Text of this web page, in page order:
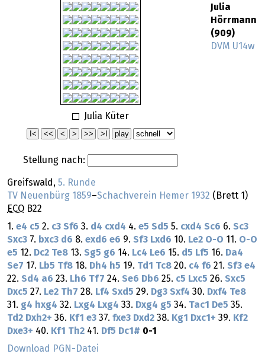
Julia Küter
Stellung nach:
Julia
Hörrmann
(909)
DVM U14w
Greifswald, 5. Runde
TV Neuenbürg 1859–Schachverein Hemer 1932 (Brett 1)
ECO B22
1. e4 c5 2. c3 Sf6 3. d4 cxd4 4. e5 Sd5 5. cxd4 Sc6 6. Sc3
Sxc3 7. bxc3 d6 8. exd6 e6 9. Sf3 Lxd6 10. Le2 O-O 11. O-O
e5 12. Dc2 Te8 13. Sg5 g6 14. Lc4 Le6 15. d5 Lf5 16. Da4
Se7 17. Lb5 Tf8 18. Dh4 h5 19. Td1 Tc8 20. c4 f6 21. Sf3 e4
22. Sd4 a6 23. Lh6 Tf7 24. Se6 Db6 25. c5 Lxc5 26. Sxc5
Dxc5 27. Le2 Th7 28. Lf4 Sxd5 29. Dg3 Sxf4 30. Dxf4 Te8
31. g4 hxg4 32. Lxg4 Lxg4 33. Dxg4 g5 34. Tac1 De5 35.
Td2 Dxh2+ 36. Kf1 e3 37. fxe3 Dxd2 38. Kg1 Dxc1+ 39. Kf2
Dxe3+ 40. Kf1 Th2 41. Df5 Dc1# 0-1
Download PGN-Datei